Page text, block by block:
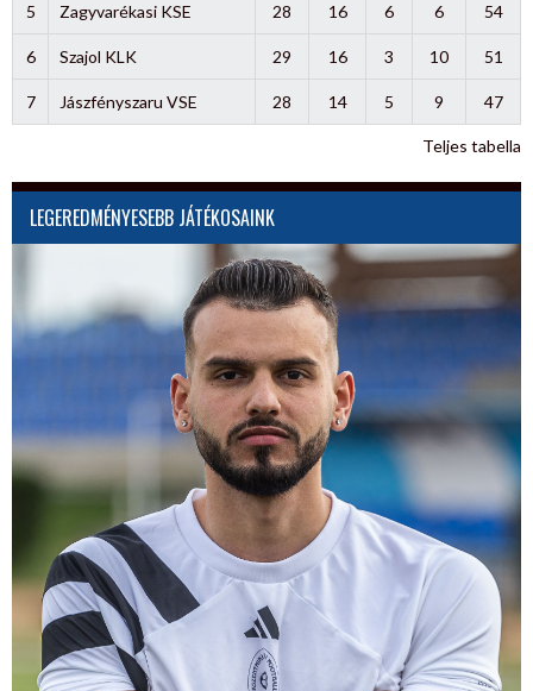
5 Zagyvarékasi KSE 28 16 6 6 54
6 Szajol KLK 29 16 3 10 51
7 Jászfényszaru VSE 28 14 5 9 47
Teljes tabella
LEGEREDMÉNYESEBB JÁTÉKOSAINK